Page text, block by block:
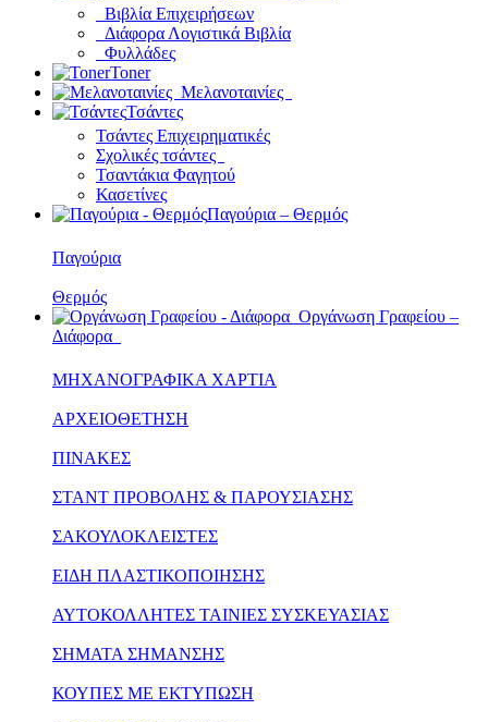
Βιβλία Επιχειρήσεων
Διάφορα Λογιστικά Βιβλία
Φυλλάδες
Toner
Μελανοταινίες
Τσάντες
Τσάντες Επιχειρηματικές
Σχολικές τσάντες
Τσαντάκια Φαγητού
Κασετίνες
Παγούρια – Θερμός
Παγούρια
Θερμός
Οργάνωση Γραφείου –
Διάφορα
ΜΗΧΑΝΟΓΡΑΦΙΚΑ ΧΑΡΤΙΑ
ΑΡΧΕΙΟΘΕΤΗΣΗ
ΠΙΝΑΚΕΣ
ΣΤΑΝΤ ΠΡΟΒΟΛΗΣ & ΠΑΡΟΥΣΙΑΣΗΣ
ΣΑΚΟΥΛΟΚΛΕΙΣΤΕΣ
ΕΙΔΗ ΠΛΑΣΤΙΚΟΠΟΙΗΣΗΣ
ΑΥΤΟΚΟΛΛΗΤΕΣ ΤΑΙΝΙΕΣ ΣΥΣΚΕΥΑΣΙΑΣ
ΣΗΜΑΤΑ ΣΗΜΑΝΣΗΣ
ΚΟΥΠΕΣ ΜΕ ΕΚΤΥΠΩΣΗ